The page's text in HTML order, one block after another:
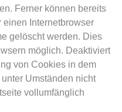
Ferner können bereits
Internetbrowser
gelöscht werden. Dies
möglich. Deaktiviert
von Cookies in dem
Umständen nicht
vollumfänglich